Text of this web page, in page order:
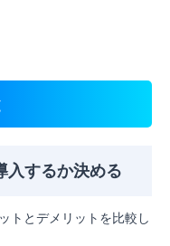
入するか決める
トとデメリットを比較し